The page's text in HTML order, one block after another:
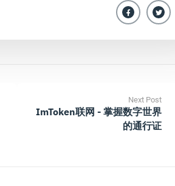
Next Post
ImToken联网 - 掌握数字世界
的通行证